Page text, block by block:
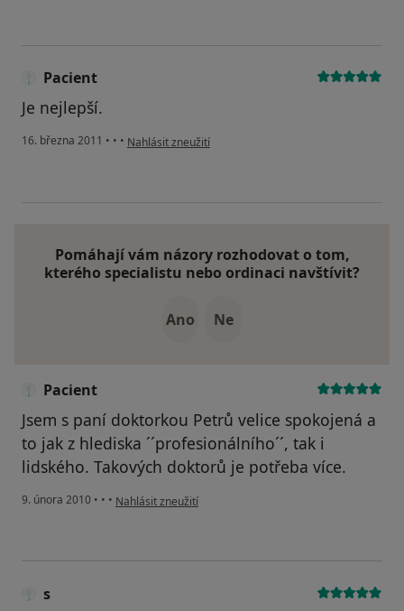
Pacient
Je nejlepší.
16. března 2011 • • • podle názoru uživatele Pacient
Nahlásit zneužití
Pomáhají vám názory rozhodovat o tom,
kterého specialistu nebo ordinaci navštívit?
Ano Ne
Pacient
Jsem s paní doktorkou Petrů velice spokojená a
to jak z hlediska ´´profesionálního´´, tak i
lidského. Takových doktorů je potřeba více.
9. února 2010 • • • podle názoru uživatele Pacient
Nahlásit zneužití
s